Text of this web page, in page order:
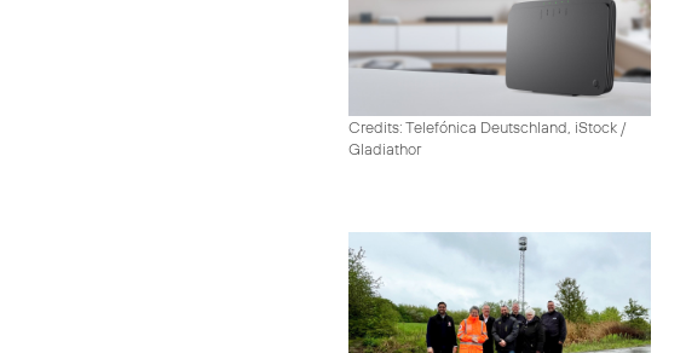
Credits: Telefónica Deutschland, iStock /
Gladiathor